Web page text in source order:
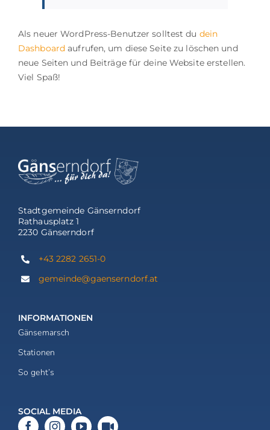
Als neuer WordPress-Benutzer solltest du dein
Dashboard aufrufen, um diese Seite zu löschen und
neue Seiten und Beiträge für deine Website erstellen.
Viel Spaß!
Stadtgemeinde Gänserndorf
Rathausplatz 1
2230 Gänserndorf
+43 2282 2651-0
gemeinde@gaenserndorf.at
INFORMATIONEN
Gänsemarsch
Stationen
So geht’s
SOCIAL MEDIA